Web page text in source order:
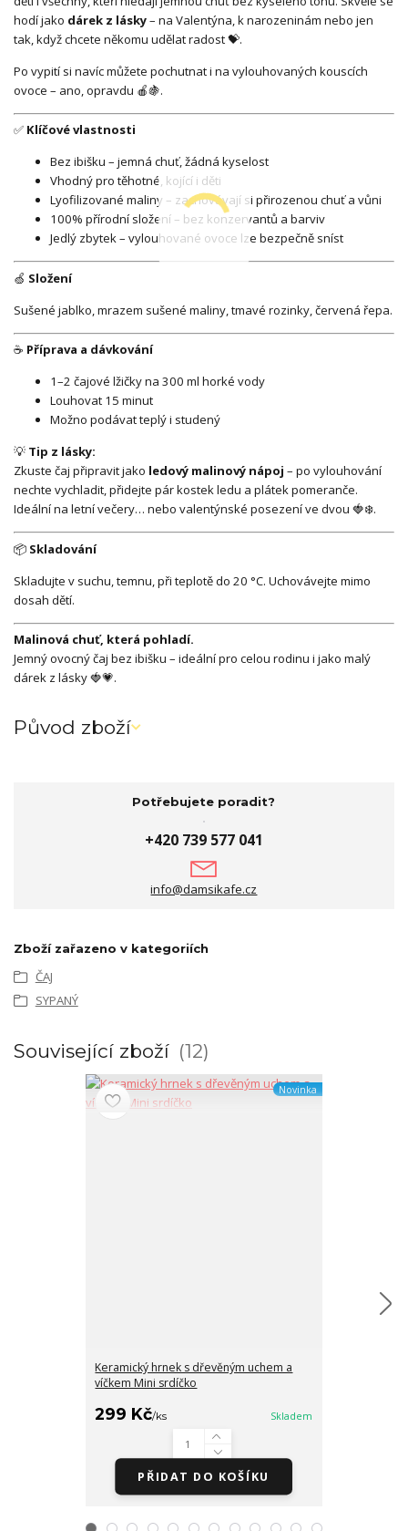
hodí jako dárek z lásky– na Valentýna, k narozeninám nebo jen
tak, když chcete někomu udělat radost 💝.
Po vypití si navíc můžete pochutnat i na vylouhovaných kouscích
ovoce – ano, opravdu 🍎🍇.
✅ Klíčové vlastnosti
Bez ibišku – jemná chuť, žádná kyselost
Vhodný pro těhotné, kojící i děti
Lyofilizované maliny – zachovávají si přirozenou chuť a vůni
100% přírodní složení – bez konzervantů a barviv
Jedlý zbytek – vylouhované ovoce lze bezpečně sníst
🍏 Složení
Sušené jablko, mrazem sušené maliny, tmavé rozinky, červená řepa.
☕ Příprava a dávkování
1–2 čajové lžičky na 300 ml horké vody
Louhovat 15 minut
Možno podávat teplý i studený
💡 Tip z lásky:
Zkuste čaj připravit jako ledový malinový nápoj – po vylouhování
nechte vychladit, přidejte pár kostek ledu a plátek pomeranče.
Ideální na letní večery… nebo valentýnské posezení ve dvou 🍓❄️.
📦 Skladování
Skladujte v suchu, temnu, při teplotě do 20 °C. Uchovávejte mimo
dosah dětí.
Malinová chuť, která pohladí.
Jemný ovocný čaj bez ibišku – ideální pro celou rodinu i jako malý
dárek z lásky 🍓💗.
Původ zboží
Potřebujete poradit?
+420 739 577 041
info@damsikafe.cz
Zboží zařazeno v kategoriích
ČAJ
SYPANÝ
Související zboží 12
Novinka
Keramický hrnek s dřevěným uchem a
víčkem Mini srdíčko
299 Kč/ks Skladem
PŘIDAT DO KOŠÍKU